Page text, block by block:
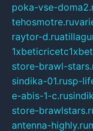
poka-vse-
tehosmotre.ru
raytor-d.ru
store-brawl-
sindika-01.rusp-
e-abis-1-c.ru
store-
antenna-highly.ru